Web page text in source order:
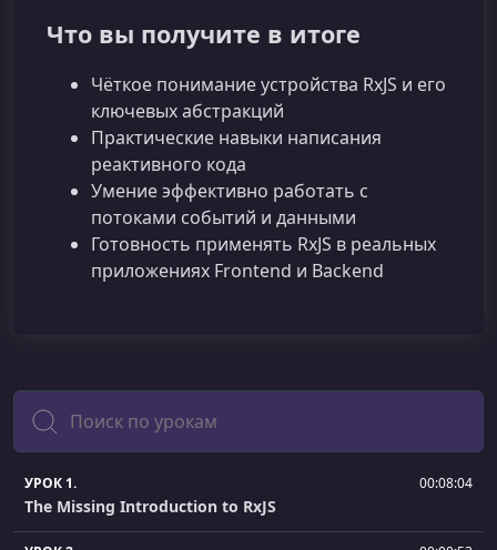
Что вы получите в итоге
Чёткое понимание устройства RxJS и его
ключевых абстракций
Практические навыки написания
реактивного кода
Умение эффективно работать с
потоками событий и данными
Готовность применять RxJS в реальных
приложениях Frontend и Backend
Поиск
УРОК 1. 00:08:04
The Missing Introduction to RxJS